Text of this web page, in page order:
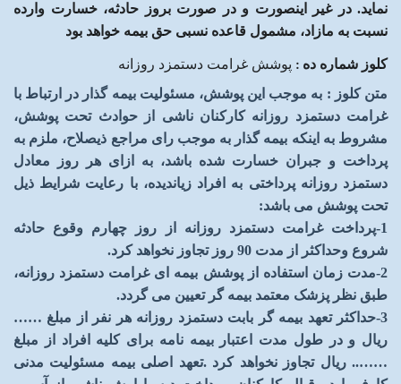
نماید. در غیر اینصورت و در صورت بروز حادثه، خسارت وارده
نسبت به مازاد، مشمول قاعده نسبی حق بیمه خواهد بود
کلوز شماره ده : پوشش غرامت دستمزد روزانه
متن کلوز : به موجب این پوشش، مسئولیت بیمه گذار در ارتباط با
غرامت دستمزد روزانه کارکنان ناشی از حوادث تحت پوشش،
مشروط به اینکه بیمه گذار به موجب رای مراجع ذیصلاح، ملزم به
پرداخت و جبران خسارت شده باشد، به ازای هر روز معادل
دستمزد روزانه پرداختی به افراد زیاندیده، با رعایت شرایط ذیل
تحت پوشش می باشد:
1- پرداخت غرامت دستمزد روزانه از روز چهارم وقوع حادثه
شروع وحداکثر از مدت 90 روز تجاوز نخواهد کرد
.
2- مدت زمان استفاده از پوشش بیمه ای غرامت دستمزد روزانه،
طبق نظر پزشک معتمد بیمه گر تعیین می گردد.
3- حداکثر تعهد بیمه گر بابت دستمزد روزانه هر نفر از مبلغ ……
ریال و در طول مدت اعتبار بیمه نامه برای کلیه افراد از مبلغ
…….. ریال تجاوز نخواهد کرد.تعهد اصلی بیمه مسئولیت مدنی